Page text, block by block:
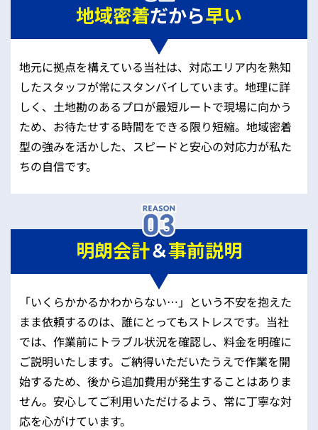
地域密着だから早い
地元に拠点を構えている当社は、対応エリア内を熟知
したスタッフが常にスタンバイしています。地理に詳
しく、土地勘のあるプロが最短ルートで現場に向かう
ため、お待たせする時間をできる限り短縮。地域密着
型の強みを活かした、スピードと安心の対応力が私た
ちの自信です。
明朗会計＆事前説明
「いくらかかるかわからない…」という不安を抱えた
まま依頼するのは、誰にとってもストレスです。当社
では、作業前にトラブル状況を確認し、料金を明確に
ご説明いたします。ご納得いただいたうえで作業を開
始するため、後から追加費用が発生することはありま
せん。安心してご利用いただけるよう、常に丁寧な対
応を心がけています。